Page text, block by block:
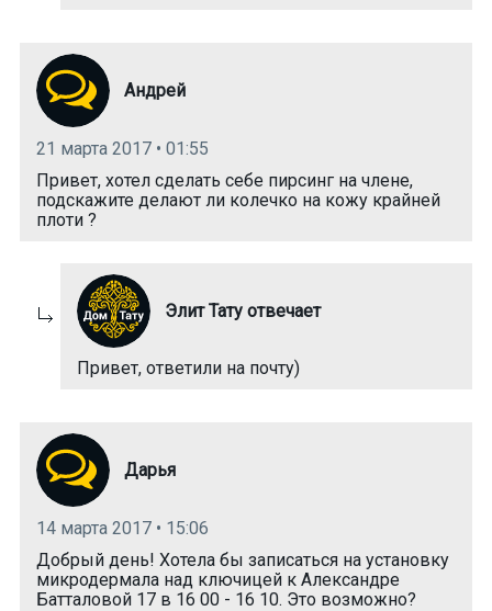
Андрей
21 марта 2017 • 01:55
Привет, хотел сделать себе пирсинг на члене,
подскажите делают ли колечко на кожу крайней
плоти ?
Элит Тату отвечает
Привет, ответили на почту)
Дарья
14 марта 2017 • 15:06
Добрый день! Хотела бы записаться на установку
микродермала над ключицей к Александре
Батталовой 17 в 16 00 - 16 10. Это возможно?